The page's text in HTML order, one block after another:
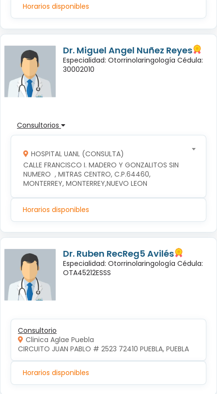
Horarios disponibles
Dr. Miguel Angel Nuñez Reyes
Especialidad: Otorrinolaringología Cédula:
30002010
Consultorios
HOSPITAL UANL (CONSULTA)
CALLE FRANCISCO I. MADERO Y GONZALITOS SIN
NUMERO  , MITRAS CENTRO, C.P.64460,
MONTERREY, MONTERREY,NUEVO LEON
Horarios disponibles
Dr. Ruben RecReg5 Avilés
Especialidad: Otorrinolaringología Cédula:
OTA45212ESSS
Consultorio
Clinica Aglae Puebla
CIRCUITO JUAN PABLO # 2523 72410 PUEBLA, PUEBLA
Horarios disponibles